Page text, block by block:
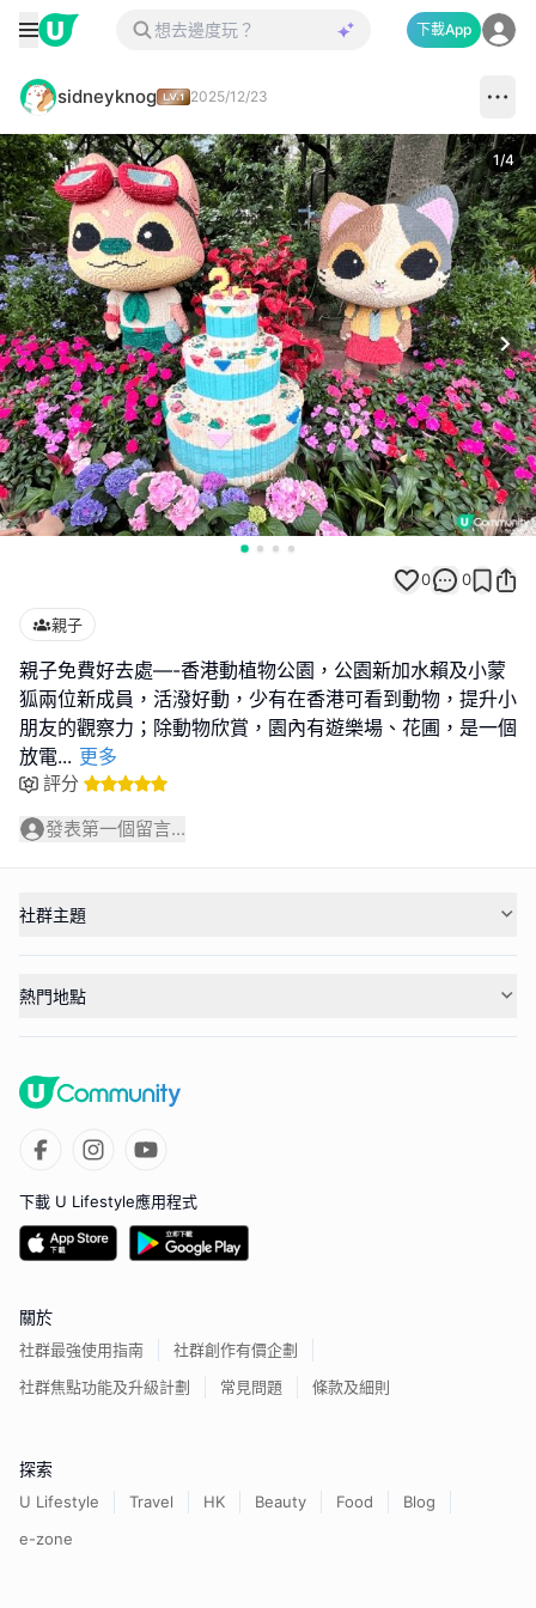
下載App
sidneyknog 2025/12/23
1/4
0 0
親子
親子免費好去處—-香港動植物公園，公園新加水賴及小蒙
狐兩位新成員，活潑好動，少有在香港可看到動物，提升小
朋友的觀察力；除動物欣賞，園內有遊樂場、花圃，是一個
放電... 更多
評分
發表第一個留言...
社群主題
熱門地點
下載 U Lifestyle應用程式
關於
社群最強使用指南
社群創作有價企劃
社群焦點功能及升級計劃
常見問題 條款及細則
探索
U Lifestyle Travel HK Beauty Food
Blog
e-zone